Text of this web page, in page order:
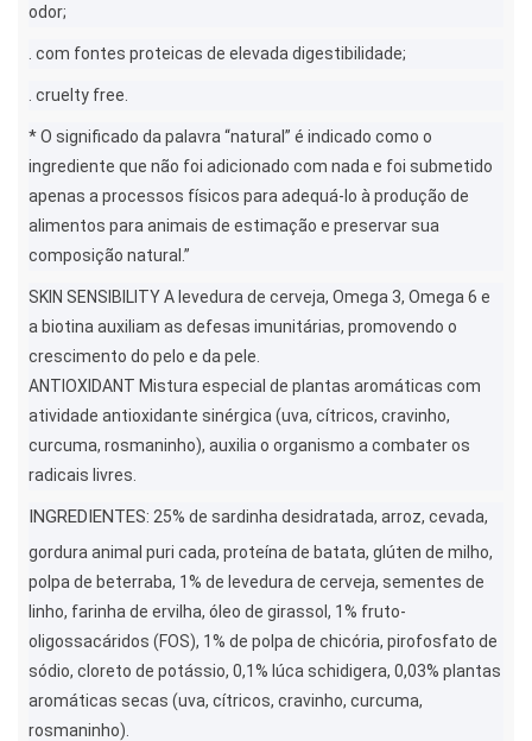
odor;
. com fontes proteicas de elevada digestibilidade;
. cruelty free.
* O significado da palavra “natural” é indicado como o
ingrediente que não foi adicionado com nada e foi submetido
apenas a processos físicos para adequá-lo à produção de
alimentos para animais de estimação e preservar sua
composição natural.”
SKIN SENSIBILITY A levedura de cerveja, Omega 3, Omega 6 e
a biotina auxiliam as defesas imunitárias, promovendo o
crescimento do pelo e da pele.
ANTIOXIDANT Mistura especial de plantas aromáticas com
atividade antioxidante sinérgica (uva, cítricos, cravinho,
curcuma, rosmaninho), auxilia o organismo a combater os
radicais livres.
INGREDIENTES: 25% de sardinha desidratada, arroz, cevada,
gordura animal puri cada, proteína de batata, glúten de milho,
polpa de beterraba, 1% de levedura de cerveja, sementes de
linho, farinha de ervilha, óleo de girassol, 1% fruto-
oligossacáridos (FOS), 1% de polpa de chicória, pirofosfato de
sódio, cloreto de potássio, 0,1% Iúca schidigera, 0,03% plantas
aromáticas secas (uva, cítricos, cravinho, curcuma,
rosmaninho).